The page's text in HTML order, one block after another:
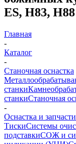
ES, H83, H88
Главная
-
Каталог
-
Станочная оснастка
станки
станкиСтаночная
-
Оснастка и
ТискиСистемы
подставкиСОЖ и